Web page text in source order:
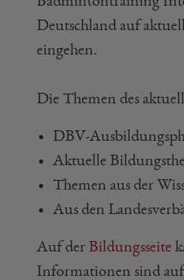
Deutschland auf
eingehen.
Die Themen des
DBV-
Aktuelle
Themen aus der
Aus den
Auf der Bildungsseite
Informationen sind